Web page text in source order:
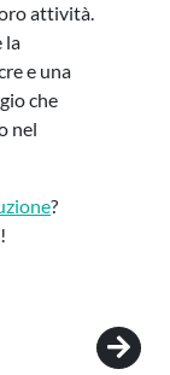
attività.
la
e una
che
nel
?